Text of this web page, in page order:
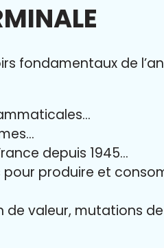
fondamentaux de
depuis 1945…
pour produire et
valeur, mutations